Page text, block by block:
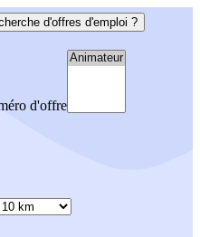
d'offres d'emploi ?
d'offre